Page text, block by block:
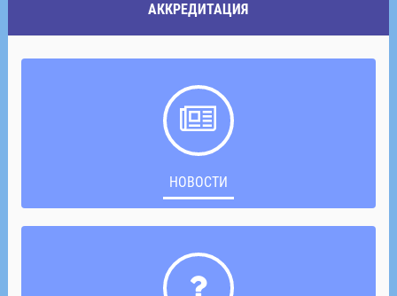
АККРЕДИТАЦИЯ
НОВОСТИ